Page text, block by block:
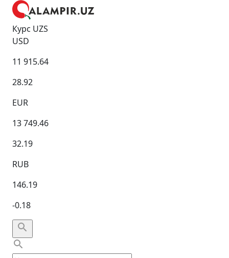
Курс UZS
USD
11 915.64
28.92
EUR
13 749.46
32.19
RUB
146.19
-0.18